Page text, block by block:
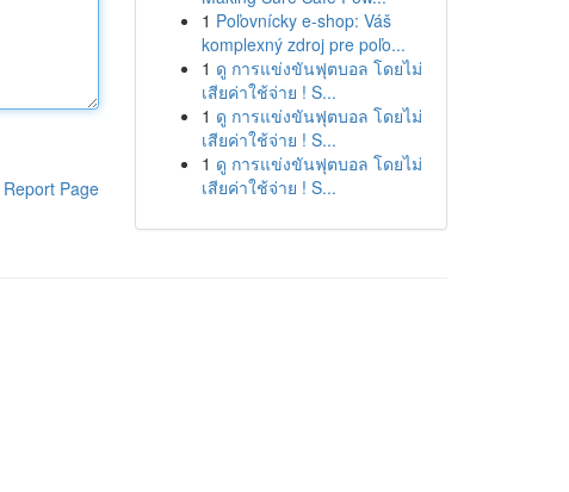
Report Page
1 Poľovnícky e-shop: Váš
komplexný zdroj pre poľo...
1 ดู การแข่งขันฟุตบอล โดยไม่
เสียค่าใช้จ่าย ! S...
1 ดู การแข่งขันฟุตบอล โดยไม่
เสียค่าใช้จ่าย ! S...
1 ดู การแข่งขันฟุตบอล โดยไม่
เสียค่าใช้จ่าย ! S...